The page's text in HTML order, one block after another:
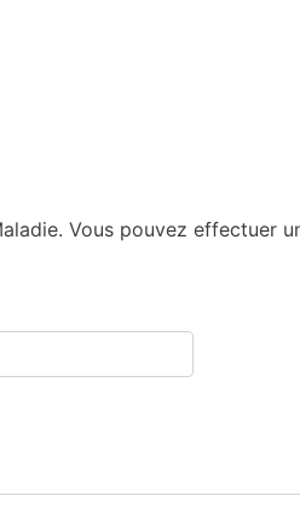
Vous pouvez effectuer